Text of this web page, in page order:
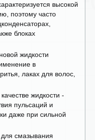
высокой
поэтому часто
блоках
жидкости
в
лаках для волос,
жидкости -
пульсаций и
даже при сильной
смазывания